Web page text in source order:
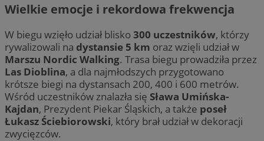
Wielkie emocje i rekordowa frekwencja
W biegu wzięło udział blisko300 uczestników, którzy
rywalizowali na dystansie 5 km oraz wzięli udział w
Marszu Nordic Walking. Trasa biegu prowadziła przez
Las Dioblina, a dla najmłodszych przygotowano
krótsze biegi na dystansach 200, 400 i 600 metrów.
Wśród uczestników znalazła się Sława Umińska-
Kajdan, Prezydent Piekar Śląskich, a także poseł
Łukasz Ściebiorowski, który brał udział w dekoracji
zwycięzców.